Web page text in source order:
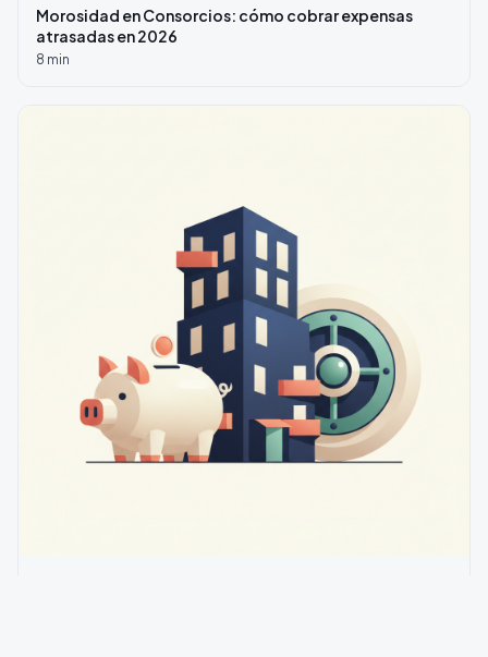
Morosidad en Consorcios: cómo cobrar expensas
atrasadas en 2026
8 min